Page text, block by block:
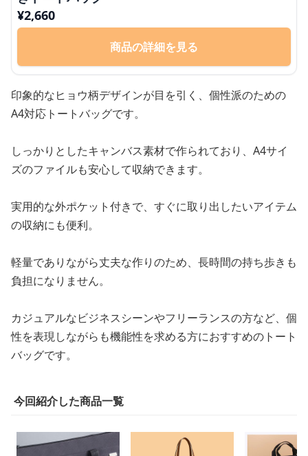
¥2,660
商品の詳細を見る
印象的なヒョウ柄デザインが目を引く、個性派のための
A4対応トートバッグです。
しっかりとしたキャンバス素材で作られており、A4サイ
ズのファイルも安心して収納できます。
実用的な外ポケット付きで、すぐに取り出したいアイテム
の収納にも便利。
軽量でありながら丈夫な作りのため、長時間の持ち歩きも
負担になりません。
カジュアルなビジネスシーンやフリーランスの方など、個
性を表現しながらも機能性を求める方におすすめのトート
バッグです。
今回紹介した商品一覧